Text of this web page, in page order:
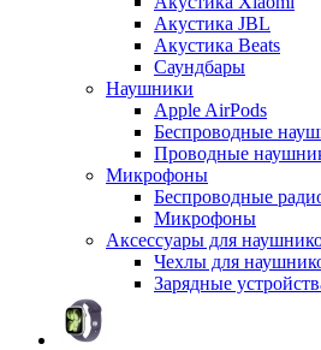
Акустика JBL
Акустика Beats
Саундбары
Наушники
Apple AirPods
Беспроводные
Проводные
Микрофоны
Беспроводные
Микрофоны
Аксессуары для
Чехлы для
Зарядные